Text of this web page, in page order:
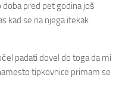
pred pet godina još
kad se na njega itekak
padati dovel do toga da mi
tipkovnice primam se